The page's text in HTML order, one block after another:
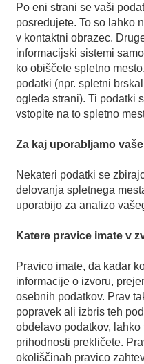
Po eni strani se vaši
posredujete. To so lahko
v kontaktni obrazec.
informacijski sistemi
ko obiščete spletno
podatki (npr. spletni
ogleda strani). Ti podatki
vstopite na to spletno
Za kaj uporabljamo
Nekateri podatki se
delovanja spletnega
uporabijo za analizo
Katere pravice imate v
Pravico imate, da kadar
informacije o izvoru,
osebnih podatkov. Prav
popravek ali izbris teh
obdelavo podatkov,
prihodnosti prekličete.
okoliščinah pravico